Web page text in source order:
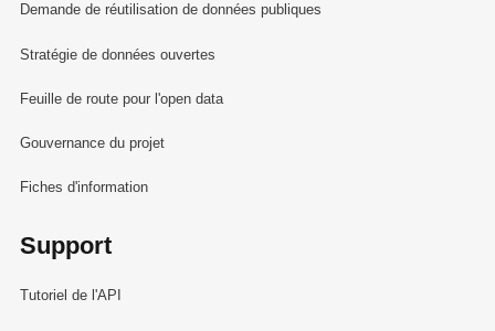
Demande de réutilisation de données publiques
Stratégie de données ouvertes
Feuille de route pour l'open data
Gouvernance du projet
Fiches d'information
Support
Tutoriel de l'API